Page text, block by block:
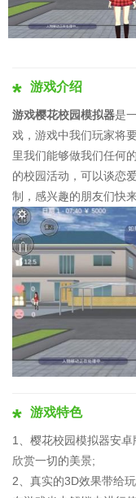
游戏介绍
游戏樱花校园模拟器是
戏，游戏中我们玩家将
里我们能够做我们任何
的校园活动，可以谈恋
制，感兴趣的朋友们快
游戏特色
1、樱花校园模拟器安
欣赏一切的美景;
2、真实的3D效果带给